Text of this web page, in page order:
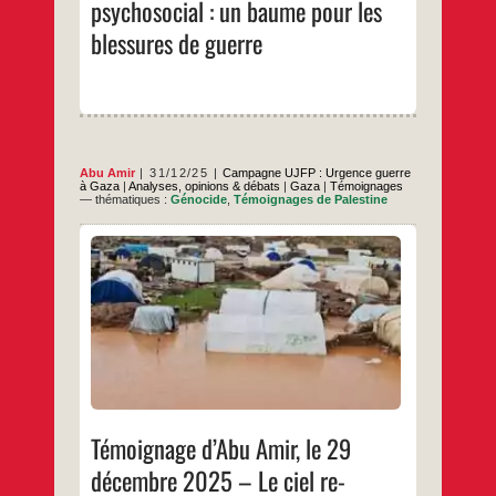
psychosocial : un baume pour les
blessures de guerre
baume
pour
les
blessures
Abu Amir 31/12/25
Campagne UJFP : Urgence guerre
à Gaza |Analyses, opinions & débats |Gaza |Témoignages
— thématiques :Génocide ,Témoignages de Palestine
Témoignage d’Abu Amir, le 29
décembre 2025 – Le ciel re-
Une nouvelle dépression atmosphérique a
touché la bande de Gaza Dans une scène
qui résume l’ampleur de la tragédie
accumulée, la violente dépression
atmosphérique qui frappe la bande de Gaza
est venue ajouter un nouveau chapitre de
douleur au livre de la souffrance ouvert
depuis des mois. Un chapitre dont
le
décembre
2025
–
Le
…